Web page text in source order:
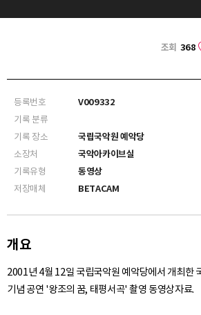
조회 368
등록번호
V009332
기록 분류
기록 장소
국립국악원 예악당
소장처
국악아카이브실
기록유형
동영상
저장매체
BETACAM
개요
2001년 4월 12일 국립국악원 예악당에서 개최한
기념 공연 '왕조의 꿈, 태평서곡' 촬영 동영상자료.